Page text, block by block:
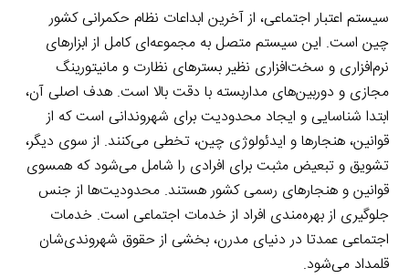
k
g
r
a
m
n
t
سیستم اعتبار اجتماعی، از آخرین ابداعات نظام حکمرانی کشور
چین است. این سیستم متصل به مجموعه‌‌ای کامل از ابزارهای
نرم‌افزاری و سخت‌افزاری نظیر بسترهای نظارت و مانیتورینگ
مجازی و دوربین‌های مداربسته با دقت بالا است. هدف اصلی آن،
ابتدا شناسایی و ایجاد محدودیت برای شهروندانی است که از
قوانین، هنجارها و ایدئولوژی چین، تخطی می‌کنند. از سوی دیگر،
تشویق و تبعیض مثبت برای افرادی را شامل می‌شود که همسوی
قوانین و هنجارهای رسمی کشور هستند. محدودیت‌ها از جنس
جلوگیری از بهره‌مندی افراد از خدمات اجتماعی است. خدمات
اجتماعی عمدتا در دنیای مدرن، بخشی از حقوق شهروندی‌شان
قلمداد می‌شود.